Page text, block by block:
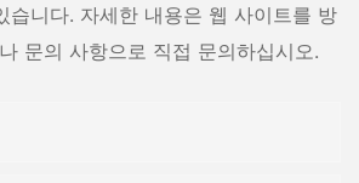
습니다. 자세한 내용은 웹 사이트를 방
문의 사항으로 직접 문의하십시오.